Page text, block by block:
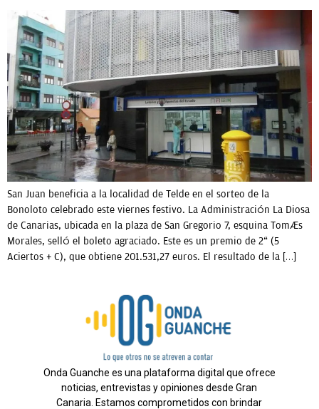
San Juan beneficia a la localidad de Telde en el sorteo de la
Bonoloto celebrado este viernes festivo. La Administración La Diosa
de Canarias, ubicada en la plaza de San Gregorio 7, esquina Tomás
Morales, selló el boleto agraciado. Este es un premio de 2ª (5
Aciertos + C), que obtiene 201.531,27 euros. El resultado de la […]
Onda Guanche es una plataforma digital que ofrece
noticias, entrevistas y opiniones desde Gran
Canaria. Estamos comprometidos con brindar